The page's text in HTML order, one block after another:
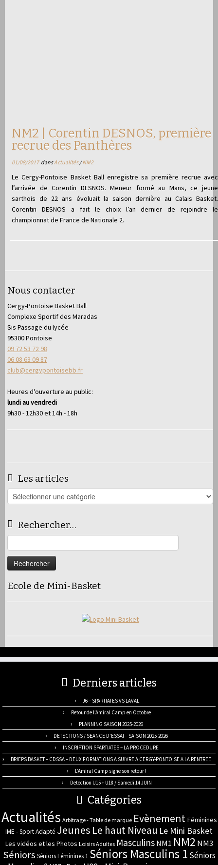
NM2 | Corentin DESNOS, première
recrue des Panthères
01/08/2017dansActualités/NM2
Le Cergy-Pontoise Basket Ball enregistre sa première recrue avec
l’arrivée de Corentin DESNOS. Meneur formé au Mans, ce jeune
sarthois de 22 ans évoluait la saison dernière au Calais Basket.
Corentin DESNOS a fait le choix l’an dernier de rejoindre le
championnat de France de Nationale 2.
Nous contacter
Cergy-Pontoise Basket Ball
Complexe Sportif des Maradas
Sis Passage du lycée
95300 Pontoise
09 72 53 72 98
06 08 63 09 87
club@cergypontoisebb.fr
Heures d'ouverture au public:
lundi au vendredi
9h30 - 12h30 et 14h - 18h
Les articles
Les
articles
Rechercher…
Ecole de Mini-Basket
Derniers articles
J6 – SPARTIATES VS LAVAL
Retour de l’Amiral Camp en Octobre
PLANNING SAISON 2025-2026
DETECTIONS / SEANCE D’ESSAI – SAISON 2025-2026
INSCRIPTION SPARTIATES – LA PROCEDURE
BPJEPS BASKET – CDSSA – DEUX FORMATIONS A SUIVRE A CERGY-PONTOISE A LA RENTREE
L’Amiral Camp signe son retour !
Detection U15 + U18 / Samedi 14 JUIN
Catégories
Actualités Arbitrage - Table de marque Evènement Féminines
IME - Sport Adapté Jeunes Le haut Niveau Le Mini Basket
Les vidéos et les Photos Loisirs Adultes Masculins NM1 NM2 NM3
Séniors Séniors Féminines 1 Séniors Masculins 1 Séniors